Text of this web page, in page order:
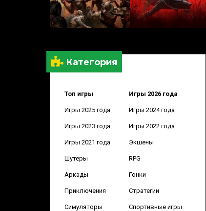
Категория
Топ игры Игры 2026 года
Игры 2025 года Игры 2024 года
Игры 2023 года Игры 2022 года
Игры 2021 года Экшены
Шутеры RPG
Аркады Гонки
Приключения Стратегии
Симуляторы Спортивные игры